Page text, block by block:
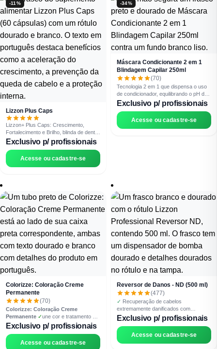
-11%
Lizzon Plus Caps
Lizzon+ Plus Caps: Crescimento,
Fortalecimento e Brilho, blinda de dentro
para fora!
Exclusivo p/ profissionais
Acesse ou cadastre-se
-34%
Máscara Condicionante 2 em 1
Blindagem Capilar 250ml
(70)
Tecnologia 2 em 1 que dispensa o uso
de condicionador, equilibrando o pH do
cabelo, prolongando o efeito do
alisamento ou da coloração. Mantém as
cutículas fechadas e o brilho espelhado,
sendo ideal para uso diário (pH 3,0-4,0).
Blindagem Anti-danos e proteção.
Exclusivo p/ profissionais
Acesse ou cadastre-se
Colorizze: Coloração Creme
Permanente
(70)
Colorizze: Coloração Creme
Permanente ✓une cor e tratamento no
mesmo serviço✓Alta cobertura✓Alto
rendimento 1:1,5 e nanotecnologia de
fixação prolongada
cores vibrantes e duradouras✓Com
Exclusivo p/ profissionais
Acesse ou cadastre-se
Reversor de Danos - ND (500 ml)
(477)
✓ Recuperação de cabelos
extremamente danificados com
Nanotecnologia que age dentro do
Processo seguro e controlado
Exclusivo p/ profissionais
Acesse ou cadastre-se